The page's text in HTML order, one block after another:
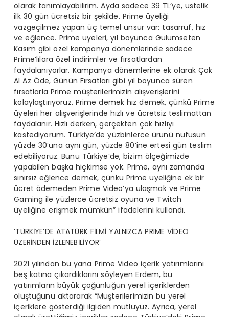
olarak tanımlayabilirim. Ayda sadece 39 TL’ye, üstelik
ilk 30 gün ücretsiz bir şekilde. Prime üyeliği
vazgeçilmez yapan üç temel unsur var: tasarruf, hız
ve eğlence. Prime üyeleri, yıl boyunca Gülümseten
Kasım gibi özel kampanya dönemlerinde sadece
Prime’lılara özel indirimler ve fırsatlardan
faydalanıyorlar. Kampanya dönemlerine ek olarak Çok
Al Az Öde, Günün Fırsatları gibi yıl boyunca süren
fırsatlarla Prime müşterilerimizin alışverişlerini
kolaylaştırıyoruz. Prime demek hız demek, çünkü Prime
üyeleri her alışverişlerinde hızlı ve ücretsiz teslimattan
faydalanır. Hızlı derken, gerçekten çok hızlıyı
kastediyorum. Türkiye’de yüzbinlerce ürünü nufüsün
yüzde 30’una aynı gün, yüzde 80’ine ertesi gün teslim
edebiliyoruz. Bunu Türkiye’de, bizim ölçeğimizde
yapabilen başka hiçkimse yok. Prime, aynı zamanda
sınırsız eğlence demek, çünkü Prime üyeliğine ek bir
ücret ödemeden Prime Video’ya ulaşmak ve Prime
Gaming ile yüzlerce ücretsiz oyuna ve Twitch
üyeliğine erişmek mümkün” ifadelerini kullandı.
‘TÜRKİYE’DE ATATÜRK FİLMİ YALNIZCA PRIME VİDEO
ÜZERİNDEN İZLENEBİLİYOR’
2021 yılından bu yana Prime Video içerik yatırımlarını
beş katına çıkardıklarını söyleyen Erdem, bu
yatırımların büyük çoğunluğun yerel içeriklerden
oluştuğunu aktararak “Müşterilerimizin bu yerel
içeriklere gösterdiği ilgiden mutluyuz. Ayrıca, yerel